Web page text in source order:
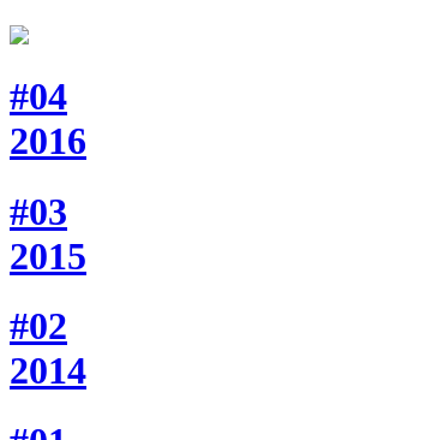
#04
2016
#03
2015
#02
2014